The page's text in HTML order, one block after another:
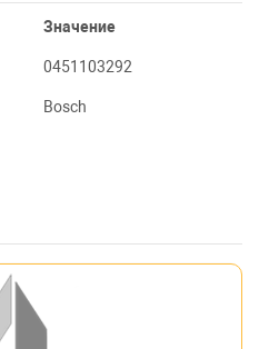
Значение
0451103292
Bosch